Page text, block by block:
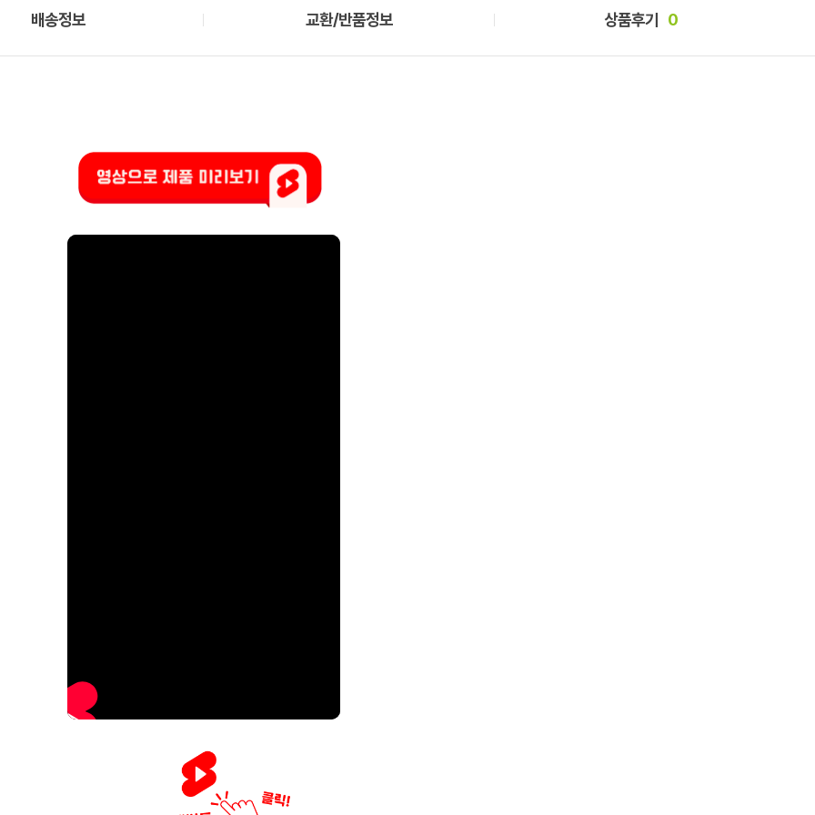
배송정보 교환/반품정보 상품후기 0